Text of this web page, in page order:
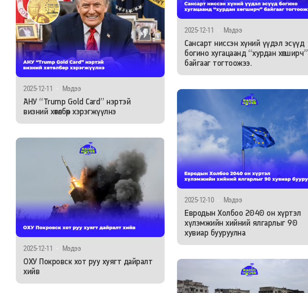
2025-12-11 - Мэдээ
АНУ “Trump Gold Card” нэртэй
визний хөтөлбөр хэрэгжүүлнэ
2025-12-11 - Мэдээ
ОХУ Покровск хот руу хуягт дайралт
хийв
2025-12-11 - Мэдээ
Сансарт ниссэн хүний үүдэл эсүүд
богино хугацаанд “хурдан хөгширч”
байгааг тогтоожээ.
2025-12-10 - Мэдээ
Евродын Холбоо 2040 он хүртэл
хүлэмжийн хийний ялгарлыг 90
хувиар бууруулна